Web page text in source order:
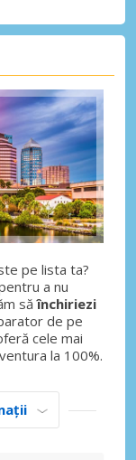
pe lista ta?
a nu
săînchiriezi
de pe
cele mai
la 100%.